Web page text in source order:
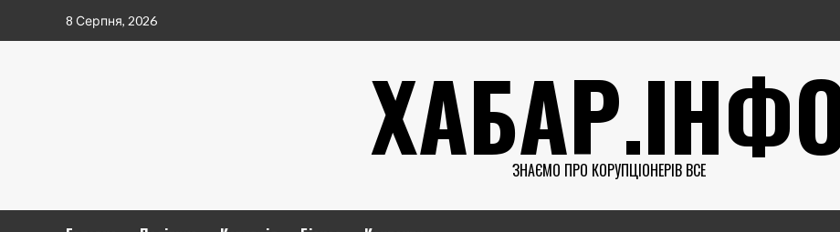
8 Серпня, 2026
ЗНАЄМО ПРО КОРУПЦІОНЕРІВ ВСЕ